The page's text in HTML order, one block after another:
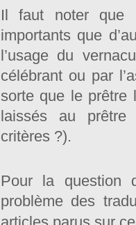
Il faut noter que
importants que
l’usage du
célébrant ou par
sorte que le prêtre
laissés au prêtre
critères ?).
Pour la question
problème des